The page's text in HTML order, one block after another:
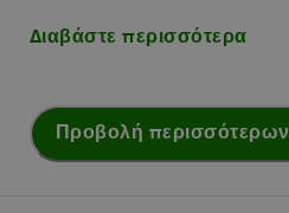
Διαβάστε περισσότερα
Προβολή περισσότερων